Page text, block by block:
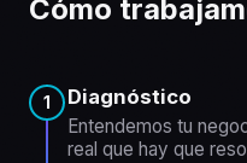
Cómo
1 Diagnóstico
Entendemos tu
real que hay que